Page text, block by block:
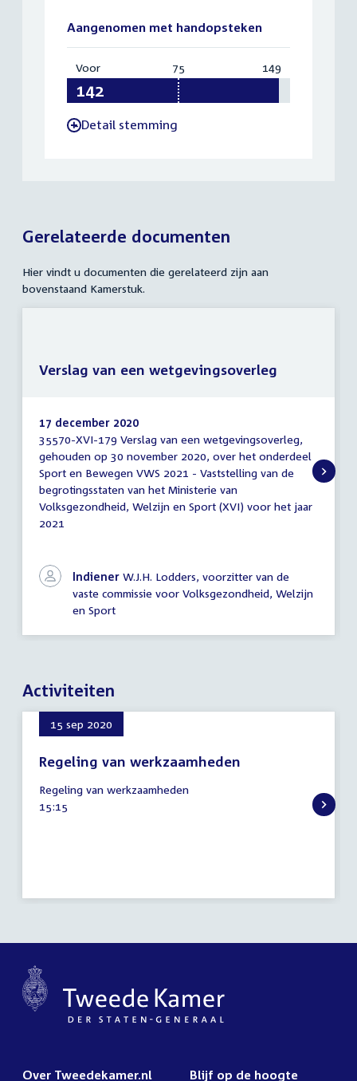
Aangenomen met handopsteken
Voor:
142
75 149
-Detail stemming
Gerelateerde documenten
Hier vindt u documenten die gerelateerd zijn aan
bovenstaand Kamerstuk.
Verslag
van
een
wetgevingsoverleg
17 december 2020
35570-XVI-179 Verslag van een wetgevingsoverleg,
gehouden op 30 november 2020, over het onderdeel
Sport en Bewegen VWS 2021 - Vaststelling van de
begrotingsstaten van het Ministerie van
Volksgezondheid, Welzijn en Sport (XVI) voor het jaar
2021
Indiener W.J.H. Lodders, voorzitter van de
vaste commissie voor Volksgezondheid, Welzijn
en Sport
Verslag van een wetgevingsoverleg
Activiteiten
15 sep 2020
Regeling van werkzaamheden
september
2020
Regeling van werkzaamheden
Tijd
15:15
Over Tweedekamer.nl Blijf op de hoogte